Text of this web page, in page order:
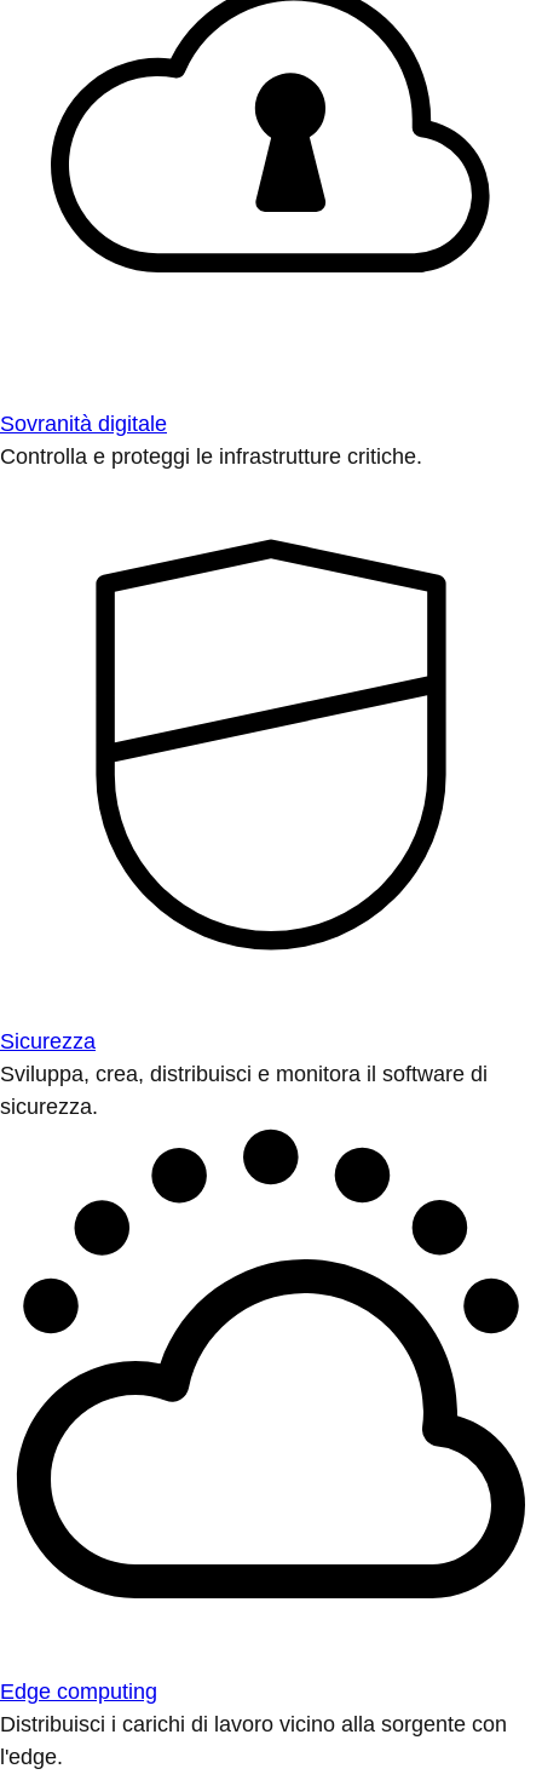
Sovranità digitale
Controlla e proteggi le infrastrutture critiche.
Sicurezza
Sviluppa, crea, distribuisci e monitora il software di
sicurezza.
Edge computing
Distribuisci i carichi di lavoro vicino alla sorgente con
l'edge.